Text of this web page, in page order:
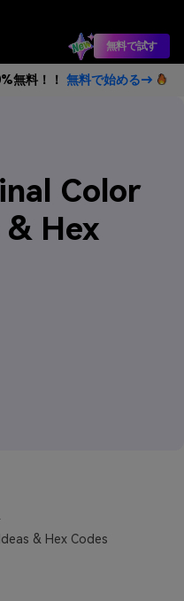
無料で試す
無料！！ 無料で始める→
Color
Hex
& Hex Codes